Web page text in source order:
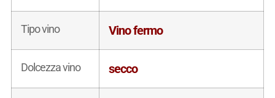
Tipo vino Vino fermo
Dolcezza vino secco